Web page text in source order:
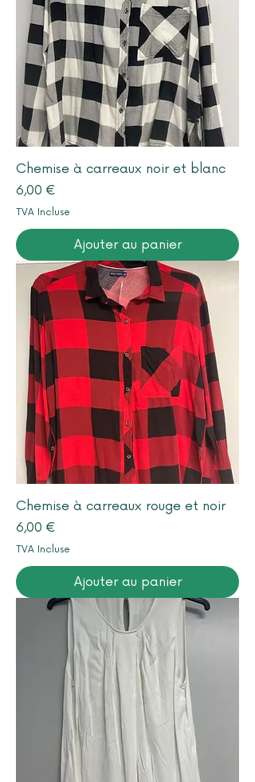
Chemise à carreaux noir et blanc
Prix
6,00 €
TVA Incluse
Ajouter au panier
Chemise à carreaux rouge et noir
Prix
6,00 €
TVA Incluse
Ajouter au panier